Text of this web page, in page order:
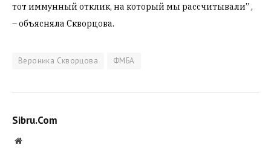
тот иммунный отклик, на который мы рассчитывали” ,
– объясняла Скворцова.
Вероника Скворцова ФМБА
Sibru.Com
Website